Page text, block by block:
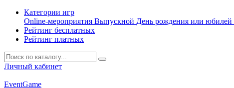
Категории игр
Online-мероприятия Выпускной День рождения или юбилей
Рейтинг бесплатных
Рейтинг платных
Личный кабинет
EventGame